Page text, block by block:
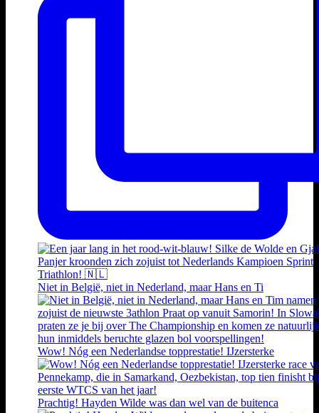
Niet in België, niet in Nederland, maar Hans en Ti
Wow! Nóg een Nederlandse topprestatie! IJzersterke
Prachtig! Hayden Wilde was dan wel van de buitenca